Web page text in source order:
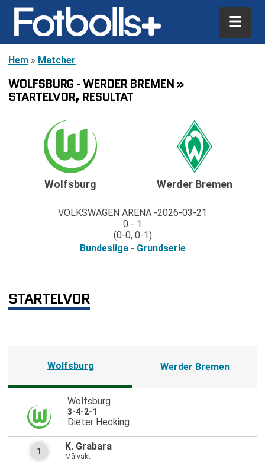
Hem » Matcher
WOLFSBURG - WERDER BREMEN »
STARTELVOR, RESULTAT
Wolfsburg
VOLKSWAGEN ARENA 2026-03-21
0 - 1
(0-0, 0-1)
Bundesliga - Grundserie
Werder Bremen
STARTELVOR
Wolfsburg Werder Bremen
Wolfsburg
3-4-2-1
Dieter Hecking
K. Grabara
Målvakt
1